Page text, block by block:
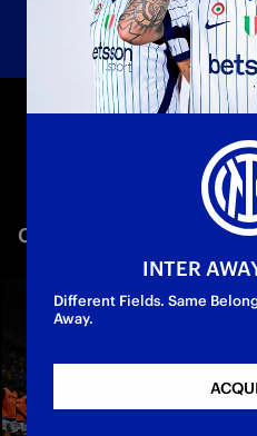
CATEGORIE
INTER
Different Fields. Same
Away.